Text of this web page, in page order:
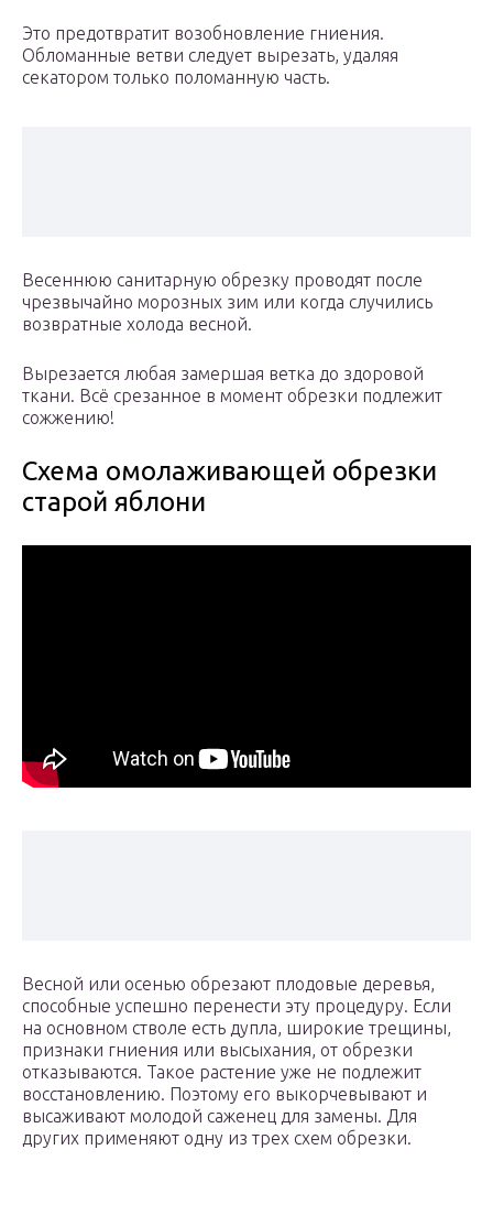
Это предотвратит возобновление гниения.
Обломанные ветви следует вырезать, удаляя
секатором только поломанную часть.
Весеннюю санитарную обрезку проводят после
чрезвычайно морозных зим или когда случились
возвратные холода весной.
Вырезается любая замершая ветка до здоровой
ткани. Всё срезанное в момент обрезки подлежит
сожжению!
Схема омолаживающей обрезки
старой яблони
Весной или осенью обрезают плодовые деревья,
способные успешно перенести эту процедуру. Если
на основном стволе есть дупла, широкие трещины,
признаки гниения или высыхания, от обрезки
отказываются. Такое растение уже не подлежит
восстановлению. Поэтому его выкорчевывают и
высаживают молодой саженец для замены. Для
других применяют одну из трех схем обрезки.